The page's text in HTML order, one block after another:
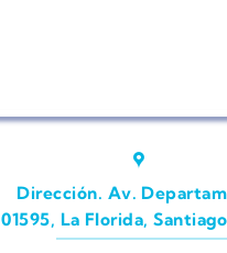
Dirección. Av.
01595, La Florida,